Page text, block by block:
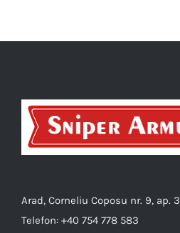
Arad, Corneliu Coposu nr. 9, ap. 3
Telefon: +40 754 778 583